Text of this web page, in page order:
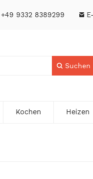
+49 9332 8389299
Suchen
Kochen Heizen